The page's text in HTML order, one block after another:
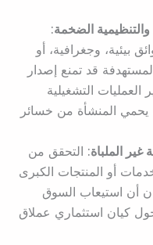
الضخمة:
بيئية، وجغرافية، أو
قد تمنع إصدار
التشغيلية
يحمي المنشأة من خسائر
الملباة: التحقق من
أو المنتجات الكبرى
أن استيعاب السوق
كيان استثماري عملاق